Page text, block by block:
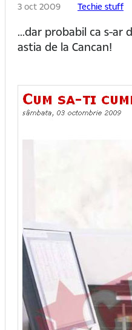
3 oct 2009 Techie stuff
...dar probabil ca s-ar
astia de la Cancan!